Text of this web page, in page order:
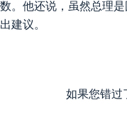
数。他还说，虽然总理
出建议。
如果您错过